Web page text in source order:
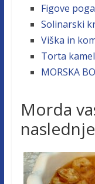
Figove
Solinarski
Viška in
Torta
MORSKA
Morda